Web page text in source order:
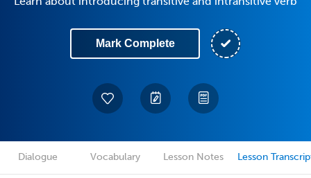
Mark Complete
Dialogue Vocabulary Lesson Notes Lesson